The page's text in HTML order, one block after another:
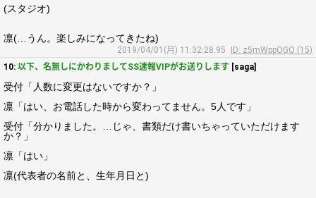
(スタジオ)
凛(…うん。楽しみになってきたね)
2019/04/01(月) 11:32:28.95
ID: z5mWppOGO (15)
10: 以下、名無しにかわりましてSS速報VIPがお送りします [saga]
受付「人数に変更はないですか？」
凛「はい、お電話した時から変わってません。5人です」
受付「分かりました。…じゃ、書類だけ書いちゃっていただけます
か？」
凛「はい」
凛(代表者の名前と、生年月日と)